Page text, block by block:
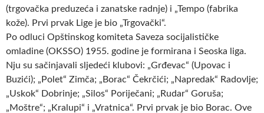
(trgovačka preduzeća i zanatske radnje) i „Tempo (fabrika
kože). Prvi prvak Lige je bio „Trgovački“.
Po odluci Opštinskog komiteta Saveza socijalističke
omladine (OKSSO) 1955. godine je formirana i Seoska liga.
Nju su sačinjavali sljedeći klubovi: „Grđevac“ (Upovac i
Buzići); „Polet“ Zimča; „Borac“ Čekrčići; „Napredak“ Radovlje;
„Uskok“ Dobrinje; „Silos“ Poriječani; „Rudar“ Goruša;
„Moštre“; „Kralupi“ i „Vratnica“. Prvi prvak je bio Borac. Ove